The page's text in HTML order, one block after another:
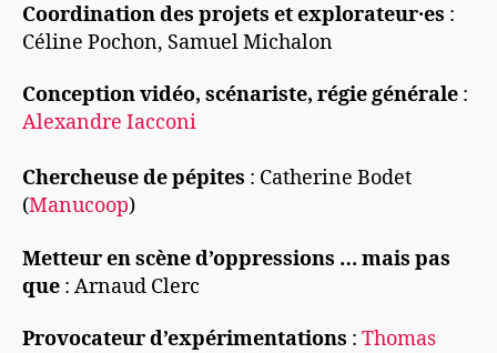
Coordination des projets et explorateur·es :
Céline Pochon, Samuel Michalon
Conception vidéo, scénariste, régie générale :
Alexandre Iacconi
Chercheuse de pépites : Catherine Bodet
(Manucoop)
Metteur en scène d’oppressions … mais pas
que : Arnaud Clerc
Provocateur d’expérimentations : Thomas